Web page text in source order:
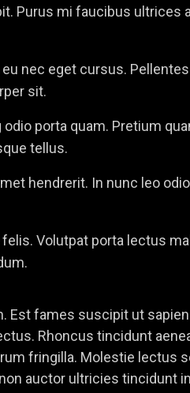
Purus mi faucibus ultrices
nec eget cursus.
sit.
porta quam. Pretium
tellus.
hendrerit. In nunc leo
Volutpat porta lectus
Est fames suscipit ut
Rhoncus tincidunt
fringilla. Molestie lectus
auctor ultricies tincidunt